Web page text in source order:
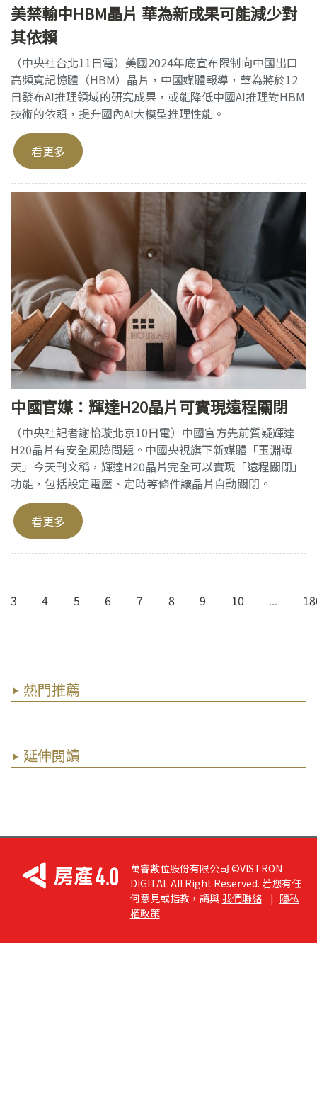
美禁輸中HBM晶片 華為新成果可能減少對
其依賴
（中央社台北11日電）美國2024年底宣布限制向中國出口
高頻寬記憶體（HBM）晶片，中國媒體報導，華為將於12
日發布AI推理領域的研究成果，或能降低中國AI推理對HBM
技術的依賴，提升國內AI大模型推理性能。
看更多
中國官媒：輝達H20晶片可實現遠程關閉
（中央社記者謝怡璇北京10日電）中國官方先前質疑輝達
H20晶片有安全風險問題。中國央視旗下新媒體「玉淵譚
天」今天刊文稱，輝達H20晶片完全可以實現「遠程關閉」
功能，包括設定電壓、定時等條件讓晶片自動關閉。
看更多
3 4 5 6 7 8 9 10 ...
熱門推薦
延伸閱讀
萬睿數位股份有限公司 ©VISTRON
DIGITAL All Right Reserved. 若您有任
何意見或指教，請與 我們聯絡 | 隱私
權政策